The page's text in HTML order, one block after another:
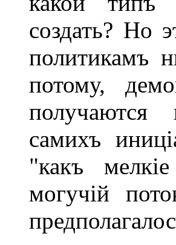
создать? Но
политикамъ
потому,
получаются
самихъ
"какъ
могучій